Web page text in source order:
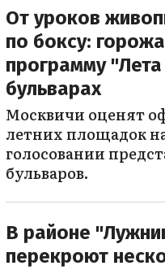
От уроков
по боксу:
программу
бульварах
Москвичи оценят
летних площадок
голосовании
бульваров.
В районе
перекроют